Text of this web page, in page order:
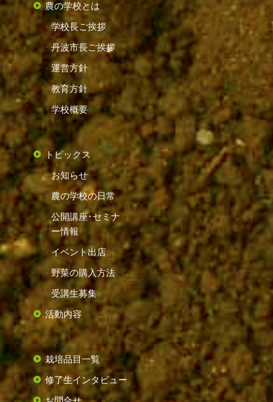
農の学校とは
学校長ご挨拶
丹波市長ご挨拶
運営方針
教育方針
学校概要
トピックス
お知らせ
農の学校の日常
公開講座･セミナ
ー情報
イベント出店
野菜の購入方法
受講生募集
活動内容
栽培品目一覧
修了生インタビュー